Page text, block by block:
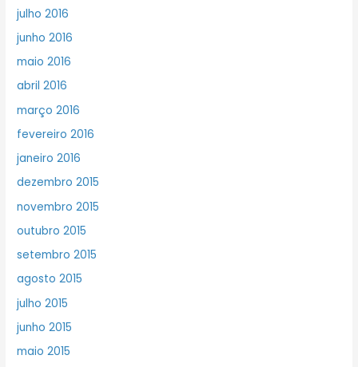
julho 2016
junho 2016
maio 2016
abril 2016
março 2016
fevereiro 2016
janeiro 2016
dezembro 2015
novembro 2015
outubro 2015
setembro 2015
agosto 2015
julho 2015
junho 2015
maio 2015